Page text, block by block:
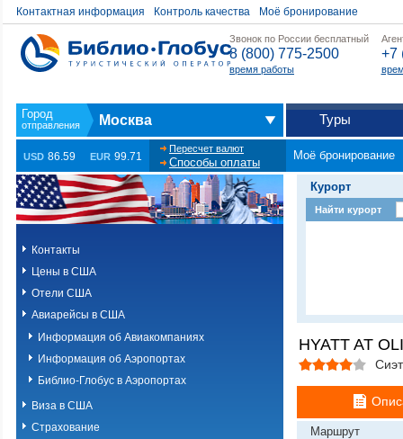
Контактная информация Контроль качества Моё бронирование
Звонок по России бесплатный
8 (800) 775-2500
время работы
+7
Москва Туры
USD 86.59 EUR 99.71
Пересчет валют
Способы оплаты
Моё бронирование
Контакты
Цены в США
Отели США
Авиарейсы в США
Информация об Авиакомпаниях
Информация об Аэропортах
Библио-Глобус в Аэропортах
Виза в США
Страхование
Курорт
Найти курорт
HYATT AT
Маршрут